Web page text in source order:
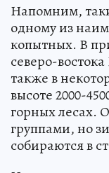
Напомним,
одному из
копытных. В
северо-
также в
высоте 2000-
горных лесах.
группами, но
собираются в